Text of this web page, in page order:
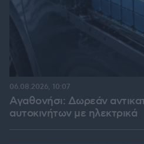
Αγαθονήσι: Δωρεάν
αυτοκινήτων με ηλεκτρικά
06.08.2026, 10:07